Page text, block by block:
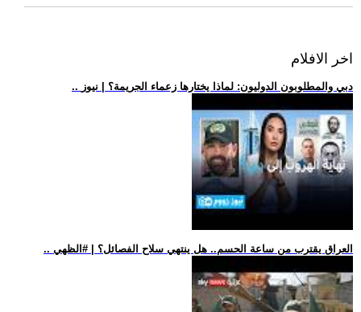
اخر الافلام
.. دبي والمطلوبون الدوليون: لماذا يختارها زعماء الجريمة؟ | نيوز
.. العراق يقترب من ساعة الحسم.. هل ينتهي سلاح الفصائل؟ | #الظهي